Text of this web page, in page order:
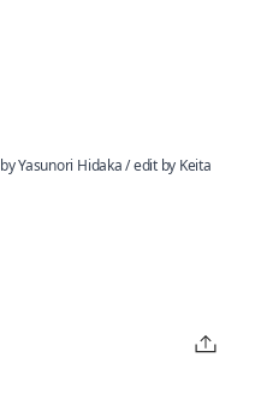
Yasunori Hidaka / edit by Keita